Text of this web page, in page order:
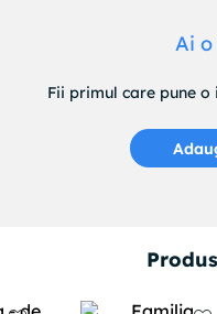
Ai
Fii primul care pune